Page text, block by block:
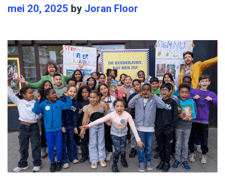
mei 20, 2025 by Joran Floor